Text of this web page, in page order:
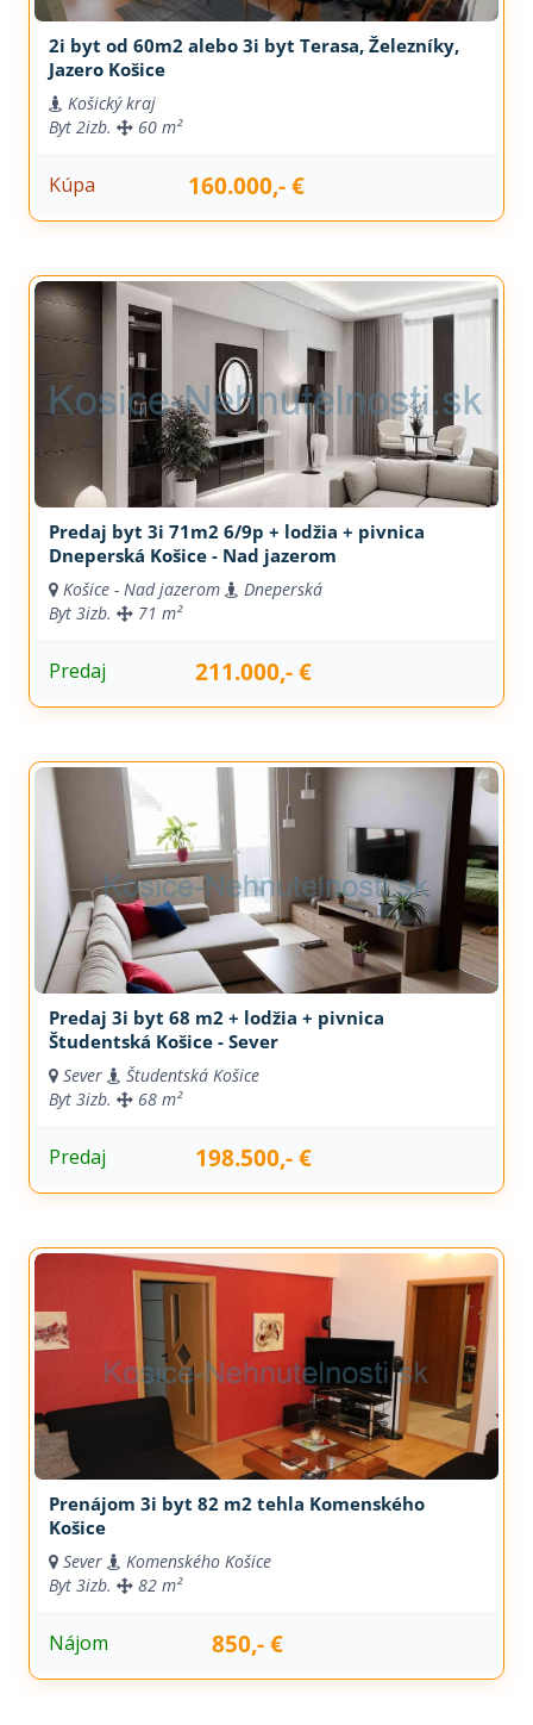
2i byt od 60m2 alebo 3i byt Terasa, Železníky,
Jazero Košice
Košický kraj
Byt 2izb. 60 m²
Kúpa 160.000,- €
Predaj byt 3i 71m2 6/9p + lodžia + pivnica
Dneperská Košice - Nad jazerom
Košice - Nad jazerom
Dneperská
Byt 3izb. 71 m²
Predaj 211.000,- €
Predaj 3i byt 68 m2 + lodžia + pivnica
Študentská Košice - Sever
Sever
Študentská Košice
Byt 3izb. 68 m²
Predaj 198.500,- €
Prenájom 3i byt 82 m2 tehla Komenského
Košice
Sever
Komenského Košice
Byt 3izb. 82 m²
Nájom 850,- €